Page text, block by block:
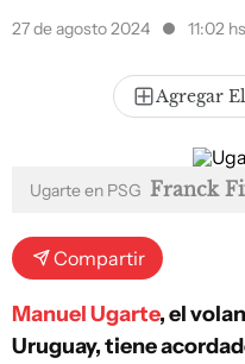
27 de agosto 2024 11:02 hs
Agregar
Ugarte en PSG Franck
Compartir
Manuel Ugarte, el
Uruguay, tiene